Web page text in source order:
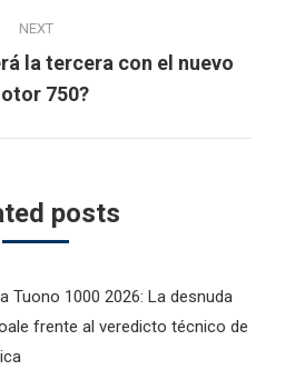
NEXT
Next
post:
la tercera con el nuevo
750?
posts
Tuono 1000 2026: La desnuda
frente al veredicto técnico de